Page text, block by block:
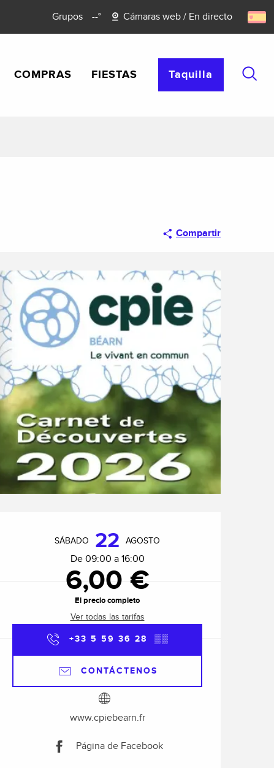
Grupos --° Cámaras web / En directo
COMPRAS FIESTAS Taquilla
Compartir
SÁBADO 22 AGOSTO
De 09:00 a 16:00
6,00 €
El precio completo
Ver todas las tarifas
+33 5 59 36 28 ▒▒
CONTÁCTENOS
www.cpiebearn.fr
Página de Facebook